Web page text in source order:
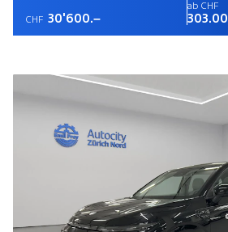
CHF 30'600.–
ab CHF
303.00